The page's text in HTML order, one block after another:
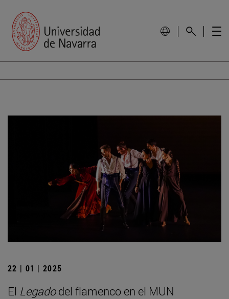
22 | 01 | 2025
El Legadodel flamenco en el MUN